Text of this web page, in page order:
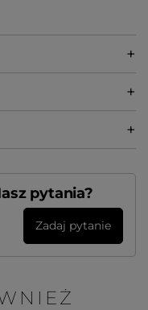
pytania?
Zadaj pytanie